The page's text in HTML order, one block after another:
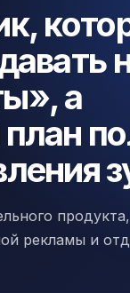
а
рекламы и